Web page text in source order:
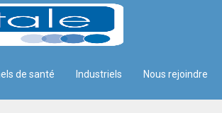
de santé Industriels Nous rejoindre